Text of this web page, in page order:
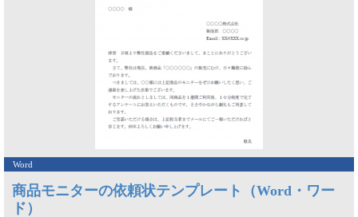
Word
商品モニターの依頼状テンプレート（Word・ワー
ド）